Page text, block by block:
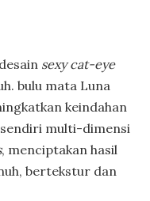
sexy cat-eye
bulu mata Luna
keindahan
multi-dimensi
, menciptakan hasil
bertekstur dan